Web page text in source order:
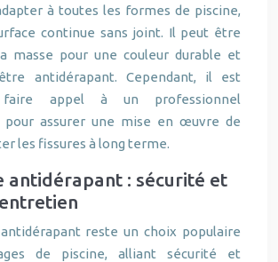
à toutes les formes de piscine,
continue sans joint. Il peut être
masse pour une couleur durable et
antidérapant. Cependant, il est
appel à un professionnel
pour assurer une mise en œuvre de
les fissures à long terme.
antidérapant : sécurité et
reste un choix populaire
de piscine, alliant sécurité et